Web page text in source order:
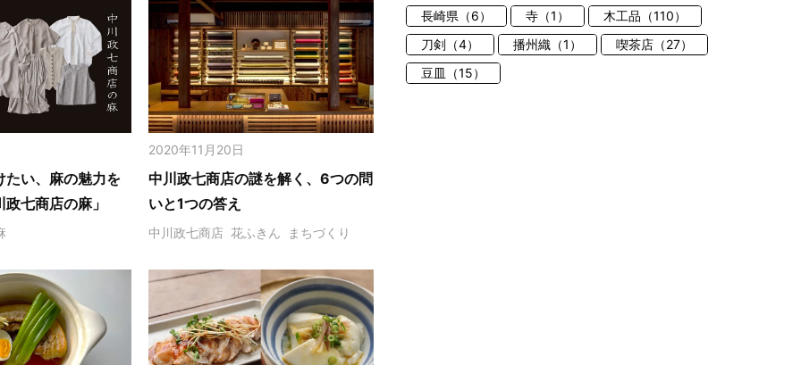
たい、麻の魅力を
七商店の麻」
2020年11月20日
中川政七商店の謎を解く、6つの問
いと1つの答え
中川政七商店 花ふきん まちづくり
長崎県（6）
寺（1）
木工品（110）
刀剣（4）
播州織（1）
喫茶店（27）
豆皿（15）